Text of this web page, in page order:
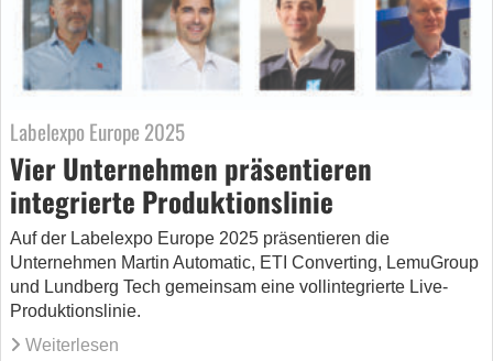
Labelexpo Europe 2025
Vier Unternehmen präsentieren
integrierte Produktionslinie
Auf der Labelexpo Europe 2025 präsentieren die
Unternehmen Martin Automatic, ETI Converting, LemuGroup
und Lundberg Tech gemeinsam eine vollintegrierte Live-
Produktionslinie.
Weiterlesen